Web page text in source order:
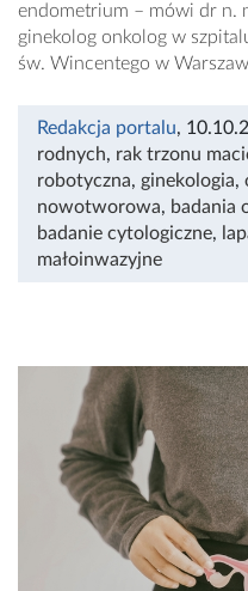
endometrium – mówi dr n.
ginekolog onkolog w
św. Wincentego w
Redakcja portalu,
rodnych, rak trzonu
robotyczna, ginekologia,
nowotworowa, badania
badanie cytologiczne,
małoinwazyjne